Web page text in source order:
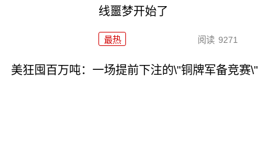
线噩梦开始了
最热 阅读 9271
美狂囤百万吨：一场提前下注的\"铜牌军备竞赛\"